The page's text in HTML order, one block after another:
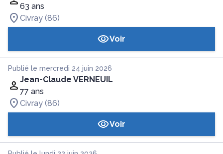
63 ans
Civray (86)
Voir
Publié le mercredi 24 juin 2026
Jean-Claude VERNEUIL
77 ans
Civray (86)
Voir